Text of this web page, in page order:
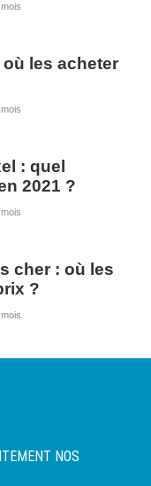
les acheter
: quel
2021 ?
cher : où les
?
NOS